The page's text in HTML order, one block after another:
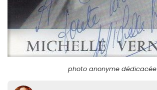
photo anonyme dédicacée